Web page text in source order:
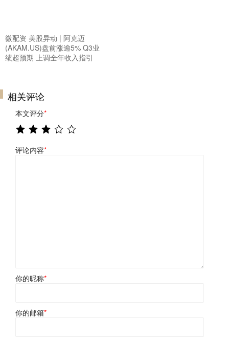
微配资 美股异动 | 阿克迈
(AKAM.US)盘前涨逾5% Q3业
绩超预期 上调全年收入指引
相关评论
本文评分*
评论内容*
你的昵称*
你的邮箱*